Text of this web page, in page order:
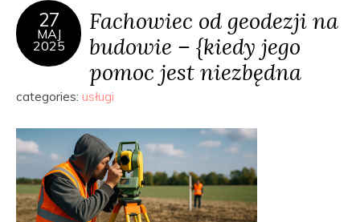
27
MAJ
2025
Fachowiec od geodezji na
budowie – {kiedy jego
pomoc jest niezbędna
categories: usługi